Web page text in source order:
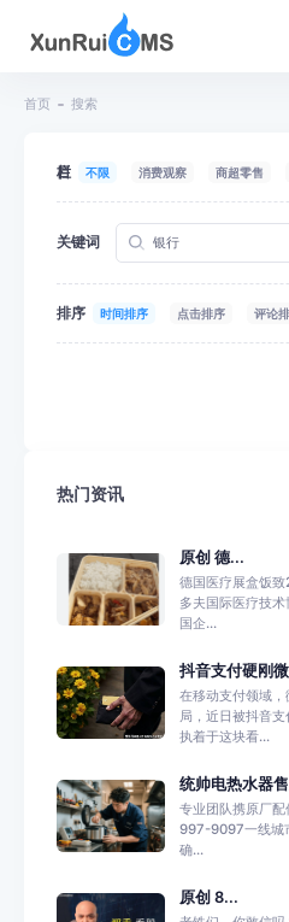
首页 搜索
栏目 不限 消费观察 商超零售
关键词
排序 时间排序 点击排序 评论
热门资讯
原创 德...
德国医疗展盒饭
多夫国际医疗技
国企...
抖音支付硬刚
在移动支付领域
局，近日被抖音
执着于这块看...
统帅电热水器
专业团队携原厂
997-9097一线城
确...
原创 8...